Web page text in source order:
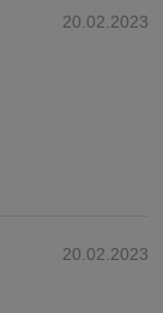
20.02.2023
20.02.2023